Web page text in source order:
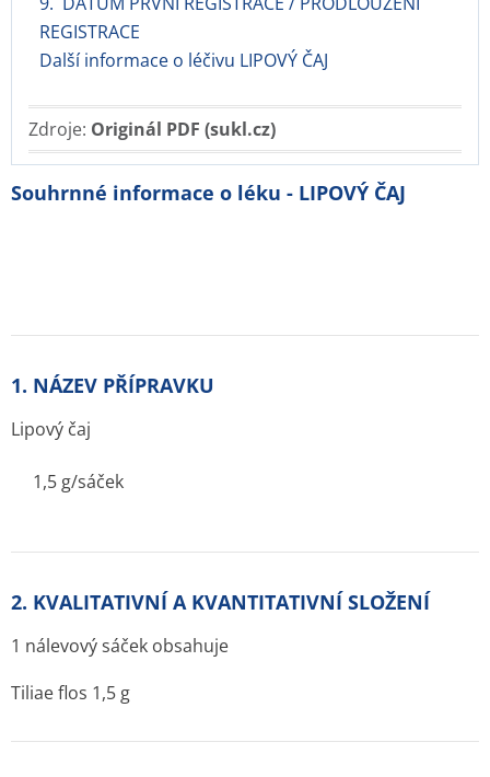
REGISTRACE
Další informace o léčivu LIPOVÝ ČAJ
Zdroje: Originál PDF (sukl.cz)
Souhrnné informace o léku - LIPOVÝ ČAJ
1. NÁZEV PŘÍPRAVKU
Lipový čaj
1,5 g/sáček
2. KVALITATIVNÍ A KVANTITATIVNÍ SLOŽENÍ
1 nálevový sáček obsahuje
Tiliae flos 1,5 g